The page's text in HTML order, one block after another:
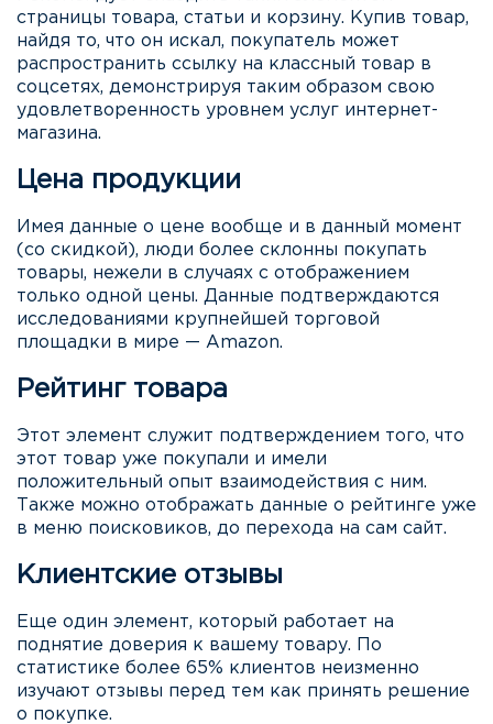
страницы товара, статьи и корзину. Купив товар,
найдя то, что он искал, покупатель может
распространить ссылку на классный товар в
соцсетях, демонстрируя таким образом свою
удовлетворенность уровнем услуг интернет-
магазина.
Цена продукции
Имея данные о цене вообще и в данный момент
(со скидкой), люди более склонны покупать
товары, нежели в случаях с отображением
только одной цены. Данные подтверждаются
исследованиями крупнейшей торговой
площадки в мире — Amazon.
Рейтинг товара
Этот элемент служит подтверждением того, что
этот товар уже покупали и имели
положительный опыт взаимодействия с ним.
Также можно отображать данные о рейтинге уже
в меню поисковиков, до перехода на сам сайт.
Клиентские отзывы
Еще один элемент, который работает на
поднятие доверия к вашему товару. По
статистике более 65% клиентов неизменно
изучают отзывы перед тем как принять решение
о покупке.